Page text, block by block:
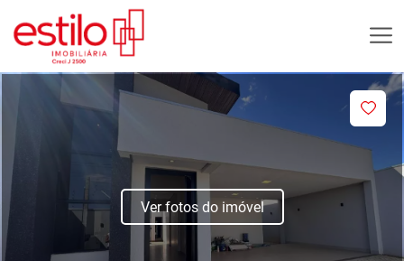
Ver fotos do imóvel